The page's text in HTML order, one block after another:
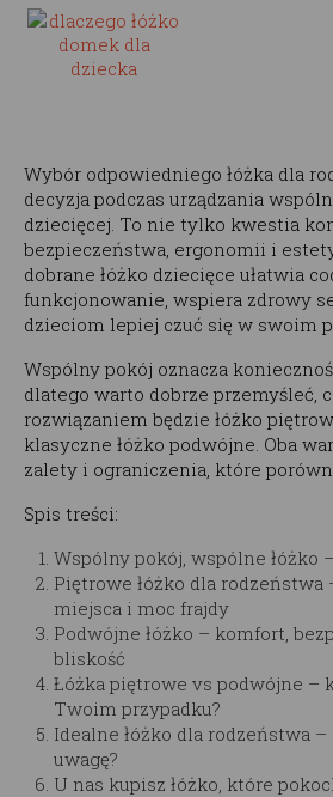
Wybór odpowiedniego łóżka dla
decyzja podczas urządzania
dziecięcej. To nie tylko kwestia
bezpieczeństwa, ergonomii i
dobrane łóżko dziecięce ułatwia
funkcjonowanie, wspiera zdrowy
dzieciom lepiej czuć się w swoim
Wspólny pokój oznacza
dlatego warto dobrze przemyśleć,
rozwiązaniem będzie łóżko
klasyczne łóżko podwójne. Oba
zalety i ograniczenia, które
Spis treści:
Wspólny pokój, wspólne łóżko
Piętrowe łóżko dla rodzeństwa
miejsca i moc frajdy
Podwójne łóżko – komfort,
bliskość
Łóżka piętrowe vs podwójne –
Twoim przypadku?
Idealne łóżko dla rodzeństwa
uwagę?
U nas kupisz łóżko, które